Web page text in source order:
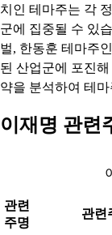
치인 테마주는 각
군에 집중될 수 있
벌, 한동훈 테마주
된 산업군에 포진
약을 분석하여 테
이재명 관련
관련
주명
관련